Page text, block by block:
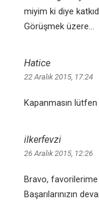
miyim ki diye
Görüşmek üzere…
Hatice
22 Aralık 2015, 17:24
Kapanmasın lütfen
ilkerfevzi
26 Aralık 2015, 12:26
Bravo,
Başarılarınızın